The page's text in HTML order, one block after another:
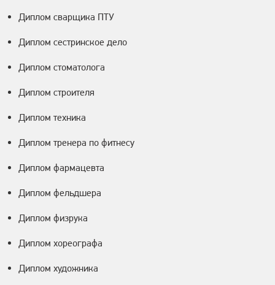
Диплом сварщика ПТУ
Диплом сестринское дело
Диплом стоматолога
Диплом строителя
Диплом техника
Диплом тренера по фитнесу
Диплом фармацевта
Диплом фельдшера
Диплом физрука
Диплом хореографа
Диплом художника